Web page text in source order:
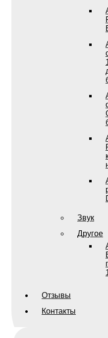
Звук
Другое
Отзывы
Контакты